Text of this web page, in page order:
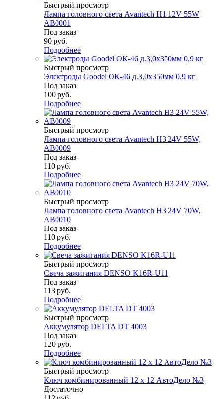
Быстрый просмотр
Лампа головного света Avantech H1 12V 55W
AB0001
Под заказ
90 руб.
Подробнее
Быстрый просмотр
Электроды Goodel ОК-46 д.3,0х350мм 0,9 кг
Под заказ
100 руб.
Подробнее
Быстрый просмотр
Лампа головного света Avantech H3 24V 55W,
AB0009
Под заказ
110 руб.
Подробнее
Быстрый просмотр
Лампа головного света Avantech H3 24V 70W,
AB0010
Под заказ
110 руб.
Подробнее
Быстрый просмотр
Свеча зажигания DENSO K16R-U11
Под заказ
113 руб.
Подробнее
Быстрый просмотр
Аккумулятор DELTA DT 4003
Под заказ
120 руб.
Подробнее
Быстрый просмотр
Ключ комбинированный 12 х 12 АвтоДело №3
Достаточно